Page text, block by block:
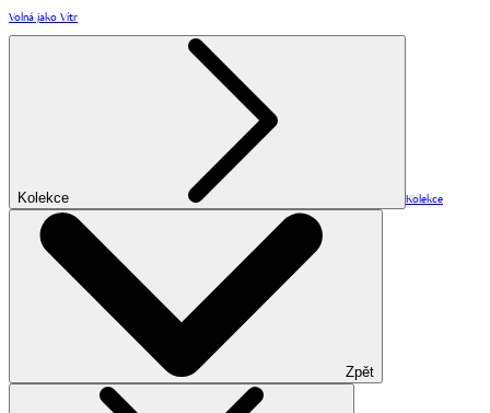
Volná jako Vítr
Kolekce Kolekce
Zpět